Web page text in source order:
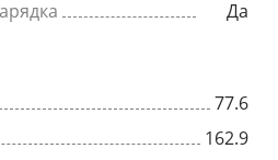
Да
77.6
162.9